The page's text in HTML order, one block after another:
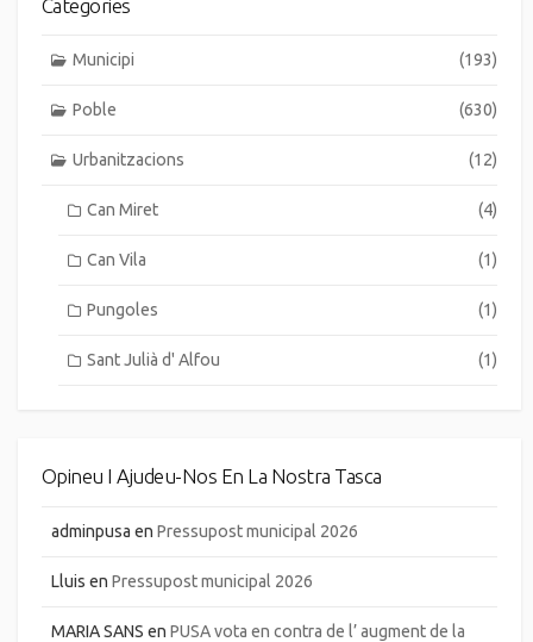
Categories
Municipi (193)
Poble (630)
Urbanitzacions (12)
Can Miret (4)
Can Vila (1)
Pungoles (1)
Sant Julià d' Alfou (1)
Opineu I Ajudeu-Nos En La Nostra Tasca
adminpusa en Pressupost municipal 2026
Lluis en Pressupost municipal 2026
MARIA SANS en PUSA vota en contra de l’ augment de la